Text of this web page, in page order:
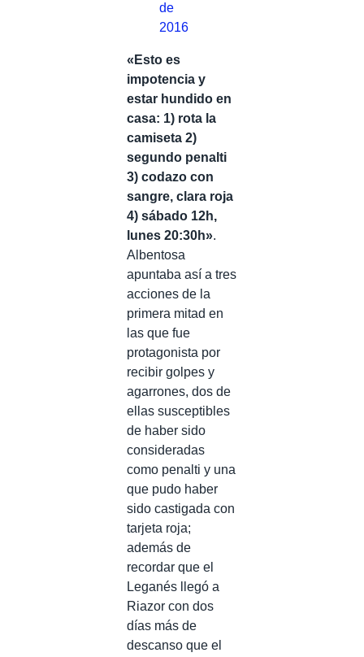
de
2016
«Esto es
impotencia y
estar hundido en
casa: 1) rota la
camiseta 2)
segundo penalti
3) codazo con
sangre, clara roja
4) sábado 12h,
lunes 20:30h».
Albentosa
apuntaba así a tres
acciones de la
primera mitad en
las que fue
protagonista por
recibir golpes y
agarrones, dos de
ellas susceptibles
de haber sido
consideradas
como penalti y una
que pudo haber
sido castigada con
tarjeta roja;
además de
recordar que el
Leganés llegó a
Riazor con dos
días más de
descanso que el